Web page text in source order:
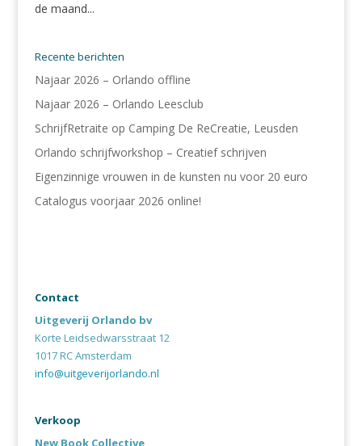
de maand...
Recente berichten
Najaar 2026 – Orlando offline
Najaar 2026 – Orlando Leesclub
SchrijfRetraite op Camping De ReCreatie, Leusden
Orlando schrijfworkshop – Creatief schrijven
Eigenzinnige vrouwen in de kunsten nu voor 20 euro
Catalogus voorjaar 2026 online!
Contact
Uitgeverij Orlando bv
Korte Leidsedwarsstraat 12
1017 RC Amsterdam
info@uitgeverijorlando.nl
Verkoop
New Book Collective